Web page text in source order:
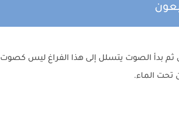
بدأ الصوت يتسلل إلى هذا الفراغ ليس كصوت
الماء.